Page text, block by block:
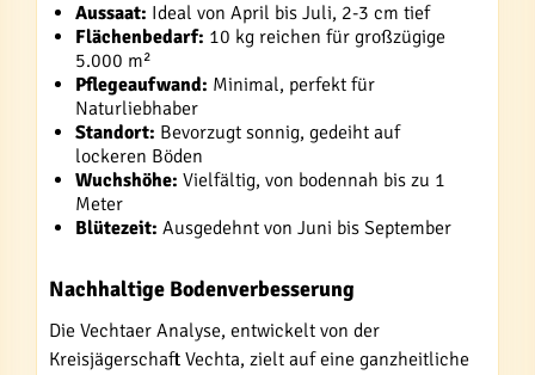
Aussaat: Ideal von April bis Juli, 2-3 cm tief
Flächenbedarf: 10 kg reichen für großzügige
5.000 m²
Pflegeaufwand: Minimal, perfekt für
Naturliebhaber
Standort: Bevorzugt sonnig, gedeiht auf
lockeren Böden
Wuchshöhe: Vielfältig, von bodennah bis zu 1
Meter
Blütezeit: Ausgedehnt von Juni bis September
Nachhaltige Bodenverbesserung
Die Vechtaer Analyse, entwickelt von der
Kreisjägerschaft Vechta, zielt auf eine ganzheitliche